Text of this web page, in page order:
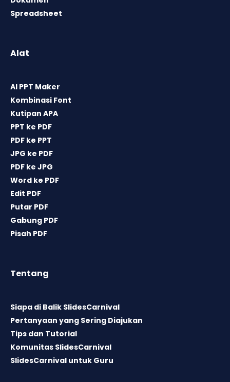
Spreadsheet
Alat
AI PPT Maker
Kombinasi Font
Kutipan APA
PPT ke PDF
PDF ke PPT
JPG ke PDF
PDF ke JPG
Word ke PDF
Edit PDF
Putar PDF
Gabung PDF
Pisah PDF
Tentang
Siapa di Balik SlidesCarnival
Pertanyaan yang Sering Diajukan
Tips dan Tutorial
Komunitas SlidesCarnival
SlidesCarnival untuk Guru